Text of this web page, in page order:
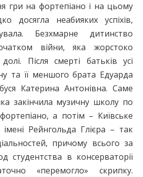
гри на фортепіано і на цьому
досягла неабияких успіхів,
Безхмарне дитинство
вій­ни, яка жорстоко
Після смерті батьків усі
та її меншого брата Едуарда
Катерина Антонівна. Саме
закінчила музичну школу по
а потім – Київське
Рейнгольда Глієра – так
причому всього за
студентства в консерваторії
«перемогло» скрипку.